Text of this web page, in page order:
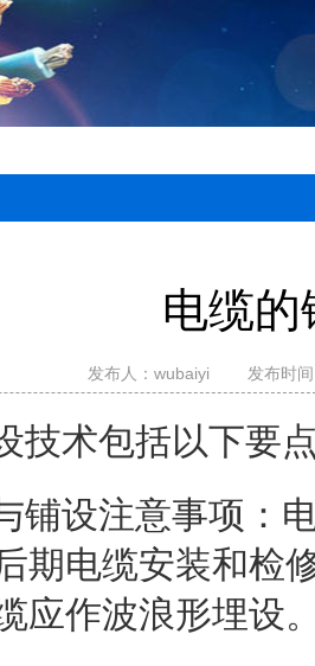
电缆的
发布人： wubaiyi 发布时
技术包括以下要
铺设注意事项：
期电缆安装和检
应作波浪形埋设